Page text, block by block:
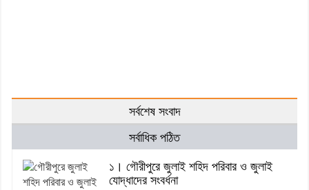
সর্বশেষ সংবাদ
সর্বাধিক পঠিত
১। গৌরীপুরে জুলাই শহিদ পরিবার ও জুলাই
যোদ্ধাদের সংবর্ধনা